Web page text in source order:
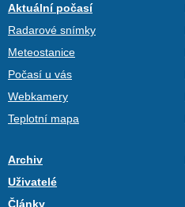
Aktuální počasí
Radarové snímky
Meteostanice
Počasí u vás
Webkamery
Teplotní mapa
Archiv
Uživatelé
Články